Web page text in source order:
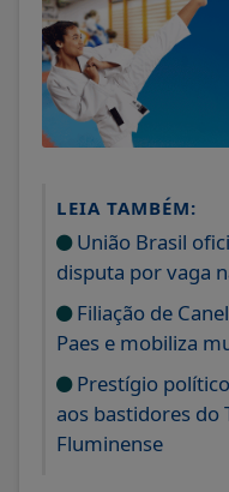
LEIA TAMBÉM:
União Brasil
disputa por vaga
Filiação de
Paes e mobiliza
Prestígio
aos bastidores do
Fluminense